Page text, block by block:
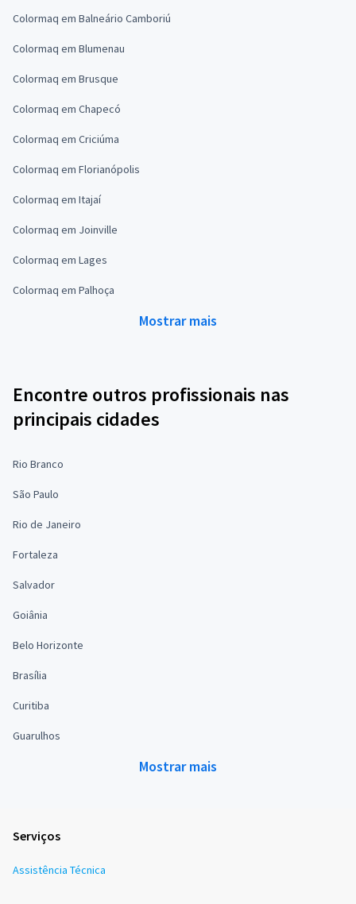
Colormaq em Balneário Camboriú
Colormaq em Blumenau
Colormaq em Brusque
Colormaq em Chapecó
Colormaq em Criciúma
Colormaq em Florianópolis
Colormaq em Itajaí
Colormaq em Joinville
Colormaq em Lages
Colormaq em Palhoça
Mostrar mais
Encontre outros profissionais nas
principais cidades
Rio Branco
São Paulo
Rio de Janeiro
Fortaleza
Salvador
Goiânia
Belo Horizonte
Brasília
Curitiba
Guarulhos
Mostrar mais
Serviços
Assistência Técnica